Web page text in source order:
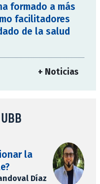
formado a más
facilitadores
de la salud
+ Noticias
la
Díaz